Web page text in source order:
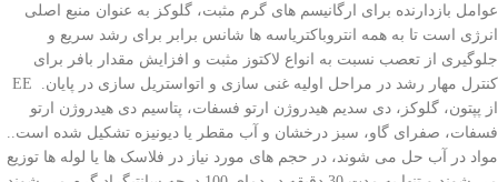
عوامل بازدارنده برای ارگانیسم های گرم مثبت، گلوکز به عنوان منبع اصلی
انرژی است تا به همه انتروباکتریاسه ها شانس برابر برای رشد سریع و
جلوگیری از تعصب نسبت به انواع لاکتوز مثبت و افزایش مقدار بافر برای
کنترل مهار رشد در مراحل اولیه غنی سازی و اتواستریل سازی در پایان. EE
از پپتون، گلوکز، دی سدیم هیدروژن ارتو فسفات، پتاسیم دی هیدروژن ارتو
فسفات، صفرای گاو، سبز درخشان و آب مقطر یا دیونیزه تشکیل شده است..
مواد در آب حل می شوند، در حجم های مورد نیاز در فلاسک ها یا لوله ها توزیع